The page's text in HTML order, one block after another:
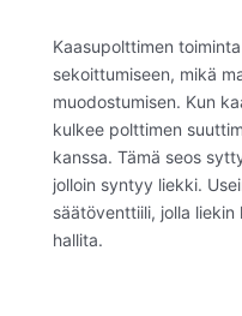
Kaasupolttimen
sekoittumiseen, mikä
muodostumisen. Kun
kulkee polttimen
kanssa. Tämä seos
jolloin syntyy liekki.
säätöventtiili, jolla
hallita.